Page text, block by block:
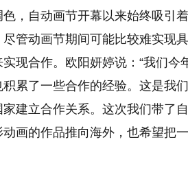
色，自动画节开幕以来始终吸引
尽管动画节期间可能比较难实现
现合作。欧阳妍婷说：“我们
累了一些合作的经验。这是我
建立合作关系。这次我们带了
画的作品推向海外，也希望把